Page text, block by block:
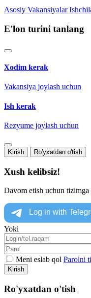
Asosiy Vakansiyalar
E'lon turini tanlang
Xodim kerak
Vakansiya joylash uchun
Ish kerak
Rezyume joylash uchun
Kirish Ro'yxatdan o'tish
Xush kelibsiz!
Davom etish uchun
Yoki
Meni eslab qol Parolni
Kirish
Ro'yxatdan o'tish